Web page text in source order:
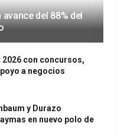
del 88% del
2026 con concursos,
a negocios
y Durazo
en nuevo polo de